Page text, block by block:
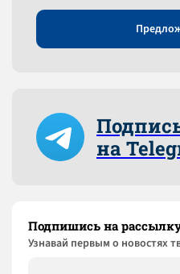
на
Подпишись на
Узнaвай первым о новостях